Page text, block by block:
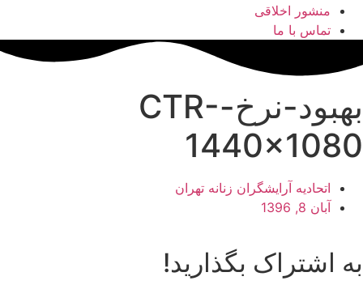
منشور اخلاقی
تماس با ما
بهبود-نرخ-CTR-
1440×1080
اتحادیه آرایشگران زنانه تهران
آبان 8, 1396
به اشتراک بگذارید!